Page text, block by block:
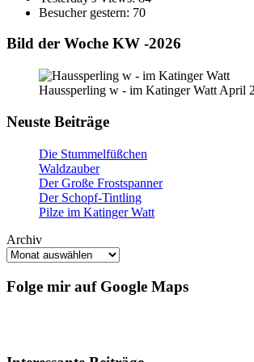
Besucher gestern: 70
Bild der Woche KW -2026
Haussperling w - im Katinger Watt April
Neuste Beiträge
Die Stummelfüßchen
Waldzauber
Der Große Frostspanner
Der Schopf-Tintling
Pilze im Katinger Watt
Archiv
Folge mir auf Google Maps